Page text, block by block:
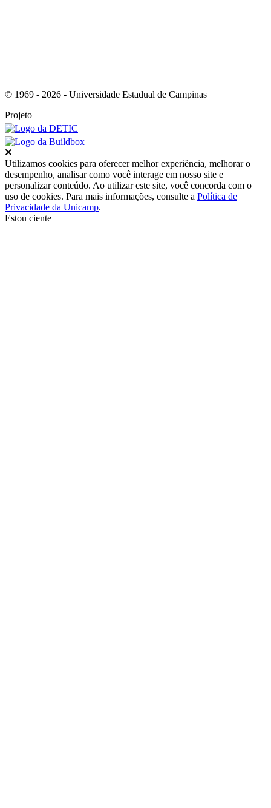
© 1969 - 2026 - Universidade Estadual de Campinas
Projeto
Utilizamos cookies para oferecer melhor experiência, melhorar o
desempenho, analisar como você interage em nosso site e
personalizar conteúdo. Ao utilizar este site, você concorda com o
uso de cookies. Para mais informações, consulte a Política de
Privacidade da Unicamp.
Estou ciente